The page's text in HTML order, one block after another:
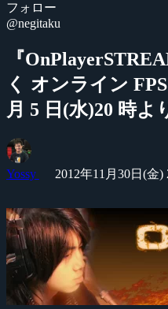
フォロー
@negitaku
『
く オンライン
月 5 日(水)20 時よ
Yossy 2012年11月30日(金)